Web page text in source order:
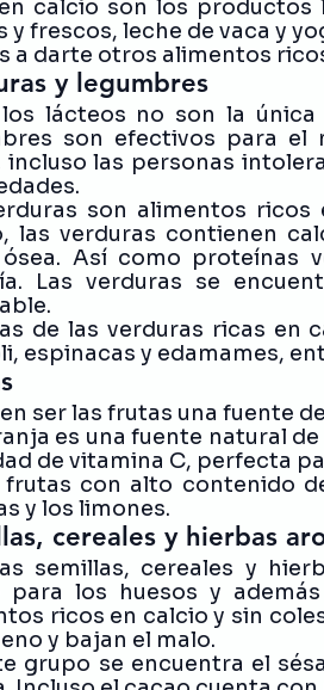
calcio son los productos
y frescos, leche de vaca y
a darte otros alimentos
y legumbres
los lácteos no son la
son efectivos para el
las personas
son alimentos
las verduras contienen
ósea. Así como proteínas
Las verduras se
de las verduras ricas en
espinacas y edamames,
ser las frutas una fuente
es una fuente natural
de vitamina C, perfecta
frutas con alto contenido
y los limones.
cereales y hierbas
semillas, cereales y
para los huesos y
ricos en calcio y sin
y bajan el malo.
grupo se encuentra el